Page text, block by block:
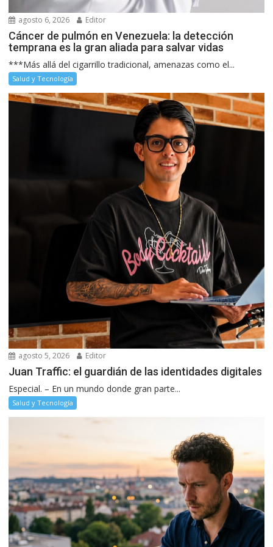
agosto 6, 2026 Editor
Cáncer de pulmón en Venezuela: la detección
temprana es la gran aliada para salvar vidas
***Más allá del cigarrillo tradicional, amenazas como el...
Salud y Tecnología
agosto 5, 2026 Editor
Juan Traffic: el guardián de las identidades digitales
Especial. – En un mundo donde gran parte...
Salud y Tecnología